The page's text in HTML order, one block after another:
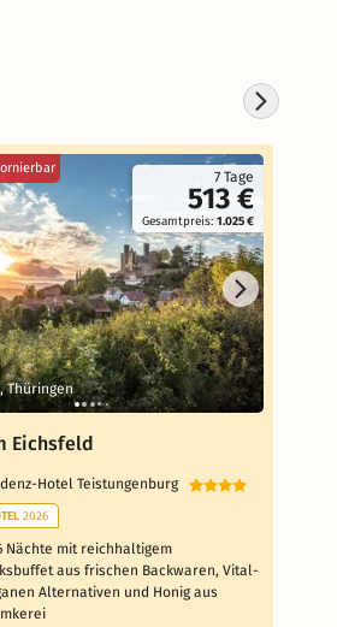
7 Tage
513 €
Gesamtpreis: 1.025 €
Thüringen
Eichsfeld
Hotel Teistungenburg
2026
Nächte mit reichhaltigem
aus frischen Backwaren, Vital-
Alternativen und Honig aus